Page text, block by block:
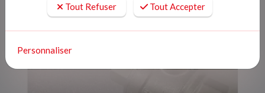
Tout Refuser Tout Accepter
Personnaliser